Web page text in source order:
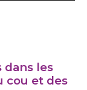
dans les
cou et des